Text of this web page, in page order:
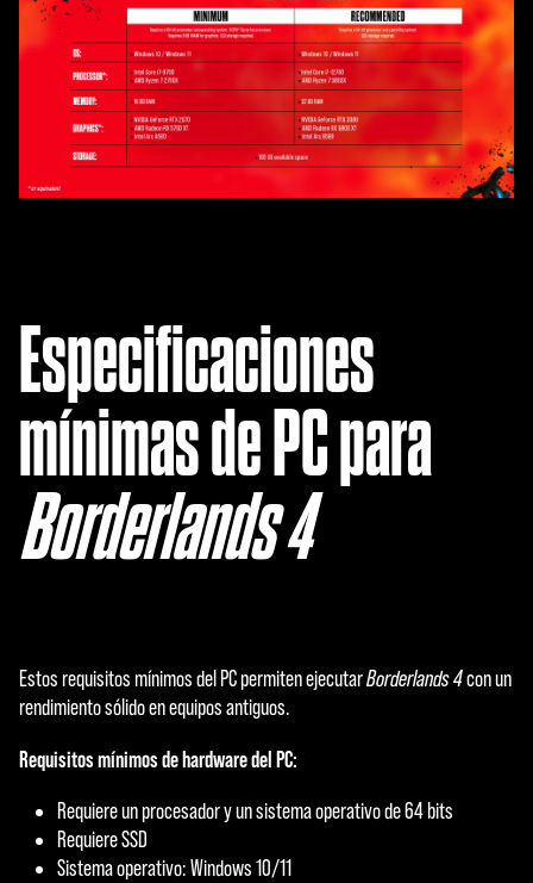
Especificaciones
mínimas de PC para
Borderlands 4
Estos requisitos mínimos del PC permiten ejecutarBorderlands 4con un
rendimiento sólido en equipos antiguos.
Requisitos mínimos de hardware del PC:
Requiere un procesador y un sistema operativo de 64 bits
Requiere SSD
Sistema operativo: Windows 10/11